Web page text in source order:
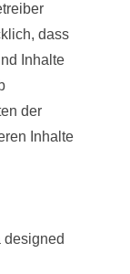
dass
Inhalte
der
Inhalte
designed